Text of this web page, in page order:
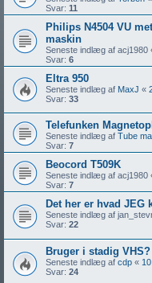
Svar: 11
Philips N4504 VU
maskin
Seneste indlæg af acj1980
Svar: 6
Eltra 950
Seneste indlæg af MaxJ «
Svar: 33
Telefunken
Seneste indlæg af Tube
Svar: 7
Beocord T509K
Seneste indlæg af acj1980
Svar: 7
Det her er hvad JEG
Seneste indlæg af
Svar: 22
Bruger i stadig VHS?
Seneste indlæg af cdp «
Svar: 24